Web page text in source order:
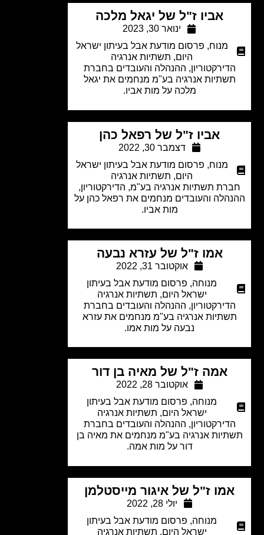
אביו ז"ל של יגאל מלכה
ינואר 30, 2023
מנוח,
פרסום מודעת אבל בעיתון ישראל
תשתיות אנרגיה
ההנהלה והעובדים בחברת
אנרגיה בע"מ מנחמים את יגאל
מלכה על מות אביו.
אביו ז"ל של רפאל כהן
דצמבר 30, 2022
מנוח,
פרסום מודעת אבל בעיתון ישראל
תשתיות אנרגיה
תשתיות אנרגיה בע"מ, הדירקטוריון,
והעובדים מנחמים את רפאל כהן על
מות אביו.
אמו ז"ל של עזרא נבעה
אוקטובר 31, 2022
מנוחה
פרסום מודעת אבל בעיתון
ישראל היום,תשתיות אנרגיה
ההנהלה והעובדים בחברת
אנרגיה בע"מ מנחמים את עזרא
נבעה על מות אמו.
אמה ז"ל של מאיה בן דור
אוקטובר 28, 2022
מנוחה
פרסום מודעת אבל בעיתון
ישראל היום,תשתיות אנרגיה
ההנהלה והעובדים בחברת
אנרגיה בע"מ מנחמים את מאיה בן
דור על מות אמה.
ז"ל של איגור מייסטלמן
מנוחה
פרסום מודעת אבל בעיתון
ישראל היום,תשתיות אנרגיה